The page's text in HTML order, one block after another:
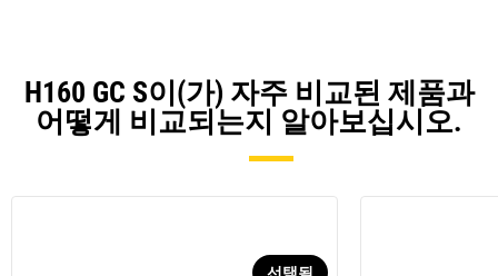
H160 GC S이(가) 자주 비교된 제품과
어떻게 비교되는지 알아보십시오.